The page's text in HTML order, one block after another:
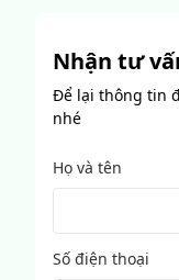
Nhận tư
Để lại thông tin
nhé
Họ và tên
Số điện thoại